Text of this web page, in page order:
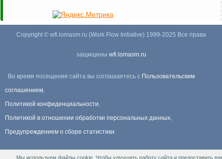
Copyright © wfi.lomasm.ru (Work Flow Initiative) 1999-2025 Все права
защищены wfi.lomasm.ru
Во время посещения сайта вы соглашаетесь с Пользовательским
соглашением,
Политикой конфиденциальности,
Политикой в отношении обработки персональных данных,
Предупреждением о сборе статистики.
Мы используем файлы cookie. Чтобы улучшить работу сайта и предоставить